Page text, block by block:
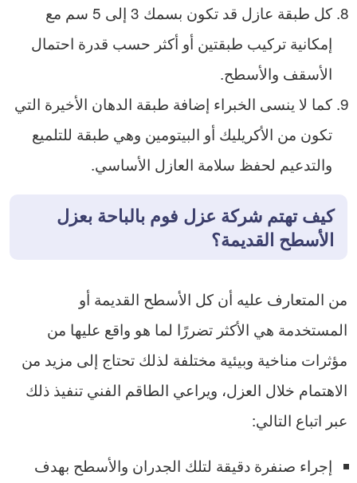
كل طبقة عازل قد تكون بسمك 3 إلى 5 سم مع
إمكانية تركيب طبقتين أو أكثر حسب قدرة احتمال
الأسقف والأسطح.
كما لا ينسى الخبراء إضافة طبقة الدهان الأخيرة التي
تكون من الأكريليك أو البيتومين وهي طبقة للتلميع
والتدعيم لحفظ سلامة العازل الأساسي.
كيف تهتم شركة عزل فوم بالباحة بعزل
الأسطح القديمة؟
من المتعارف عليه أن كل الأسطح القديمة أو
المستخدمة هي الأكثر تضررًا لما هو واقع عليها من
مؤثرات مناخية وبيئية مختلفة لذلك تحتاج إلى مزيد من
الاهتمام خلال العزل، ويراعي الطاقم الفني تنفيذ ذلك
عبر اتباع التالي:
إجراء صنفرة دقيقة لتلك الجدران والأسطح بهدف